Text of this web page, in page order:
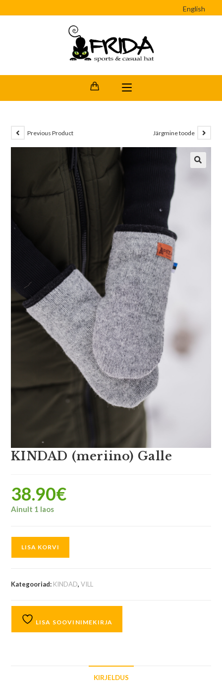
English
Previous Product Järgmine toode
KINDAD (meriino) Galle
38.90€
Ainult 1 laos
LISA KORVI
Kategooriad: KINDAD,VILL
LISA SOOVINIMEKIRJA
KIRJELDUS